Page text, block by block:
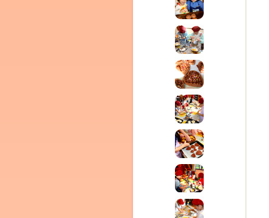
by CEDO)